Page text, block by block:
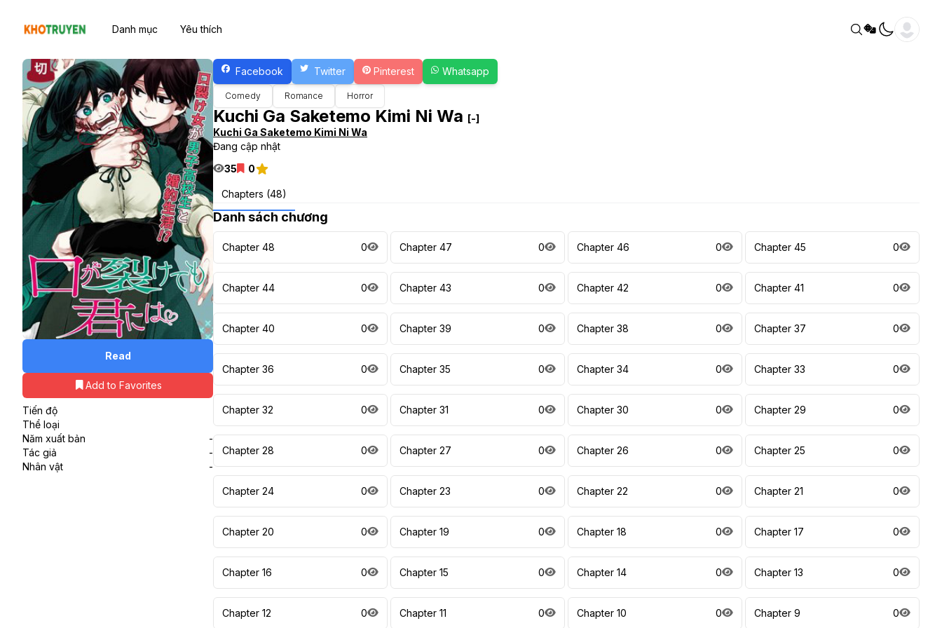
Danh mục Yêu thích
Read
Add to Favorites
Tiến độ
Thể loại
Năm xuất bản
-
Tác giả
-
Nhân vật
-
Facebook Twitter Pinterest Whatsapp
Comedy Romance Horror
Kuchi Ga Saketemo Kimi Ni Wa [-]
Kuchi Ga Saketemo Kimi Ni Wa
Đang cập nhật
35
0
Chapters (48)
Danh sách chương
Chapter 48 0 Chapter 47 0 Chapter 46 0 Chapter 45 0
Chapter 44 0 Chapter 43 0 Chapter 42 0 Chapter 41 0
Chapter 40 0 Chapter 39 0 Chapter 38 0 Chapter 37 0
Chapter 36 0 Chapter 35 0 Chapter 34 0 Chapter 33 0
Chapter 32 0 Chapter 31 0 Chapter 30 0 Chapter 29 0
Chapter 28 0 Chapter 27 0 Chapter 26 0 Chapter 25 0
Chapter 24 0 Chapter 23 0 Chapter 22 0 Chapter 21 0
Chapter 20 0 Chapter 19 0 Chapter 18 0 Chapter 17 0
Chapter 16 0 Chapter 15 0 Chapter 14 0 Chapter 13 0
Chapter 12 0 Chapter 11 0 Chapter 10 0 Chapter 9 0